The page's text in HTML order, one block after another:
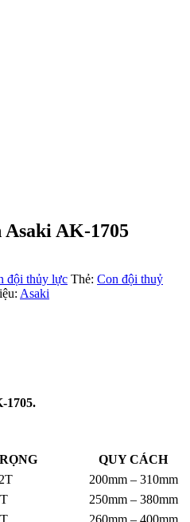
Asaki AK-1705
đội thủy lực Thẻ: Con đội thuỷ
Asaki
1705.
QUY CÁCH
200mm – 310mm
250mm – 380mm
260mm – 400mm